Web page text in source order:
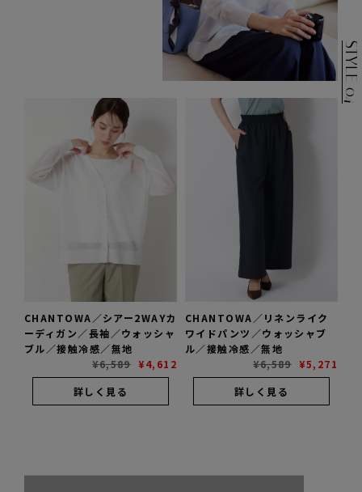
STYLE 04
CHANTOWA／シアー2WAYカ
ーディガン／長袖／ウォッシャ
ブル／接触冷感／無地
¥6,589 ¥4,612
詳しく見る
CHANTOWA／リネンライク
ワイドパンツ／ウォッシャブ
ル／接触冷感／無地
¥6,589 ¥5,271
詳しく見る